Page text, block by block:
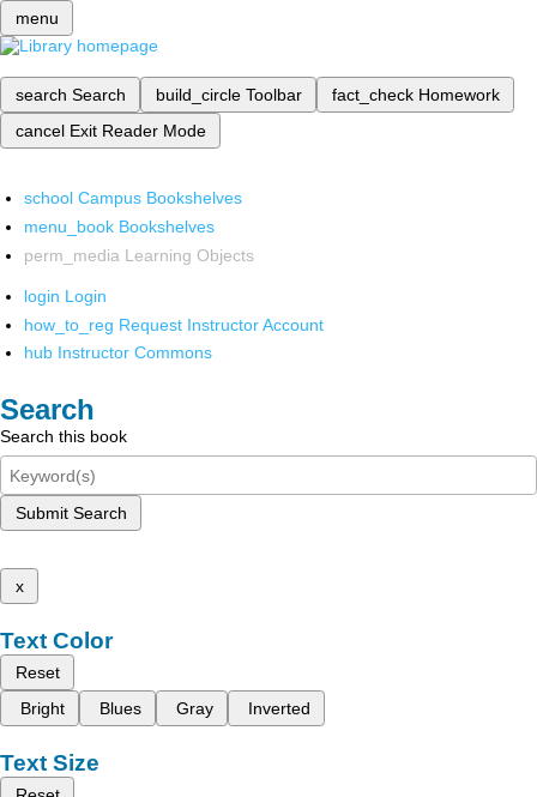
menu
search Search build_circle Toolbar fact_check Homework
cancel Exit Reader Mode
school Campus Bookshelves
menu_book Bookshelves
perm_media Learning Objects
login Login
how_to_reg Request Instructor Account
hub Instructor Commons
Search
Search this book
Submit Search
x
Text Color
Reset
Bright
Blues Gray Inverted
Text Size